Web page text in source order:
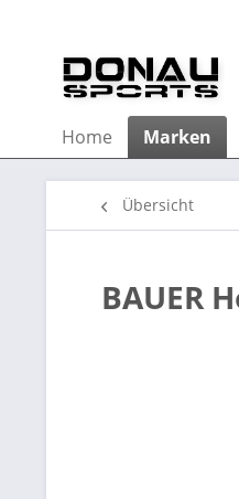
Home Marken
Übersicht
BAUER